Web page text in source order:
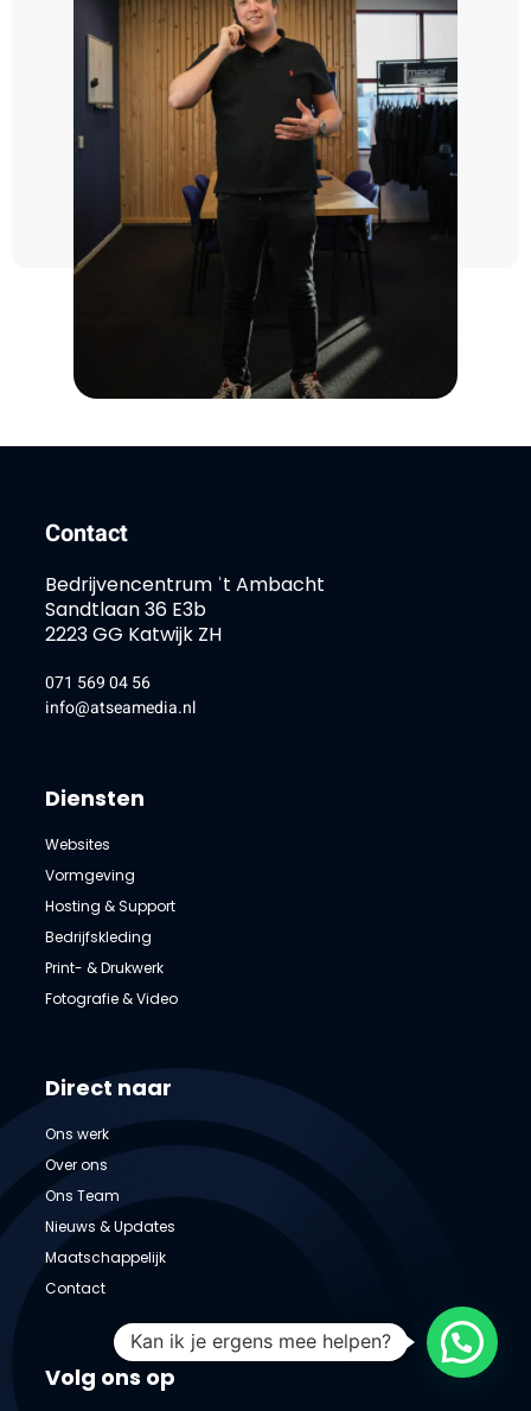
Contact
Bedrijvencentrum ˈt Ambacht
Sandtlaan 36 E3b
2223 GG Katwijk ZH
071 569 04 56
info@atseamedia.nl
Diensten
Websites
Vormgeving
Hosting & Support
Bedrijfskleding
Print- & Drukwerk
Fotografie & Video
Direct naar
Ons werk
Over ons
Ons Team
Nieuws & Updates
Maatschappelijk
Contact
Volg ons op
Kan ik je ergens mee helpen?